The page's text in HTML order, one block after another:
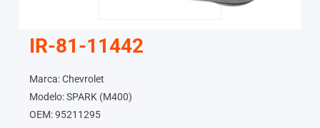
IR-81-11442
Marca: Chevrolet
Modelo: SPARK (M400)
OEM: 95211295